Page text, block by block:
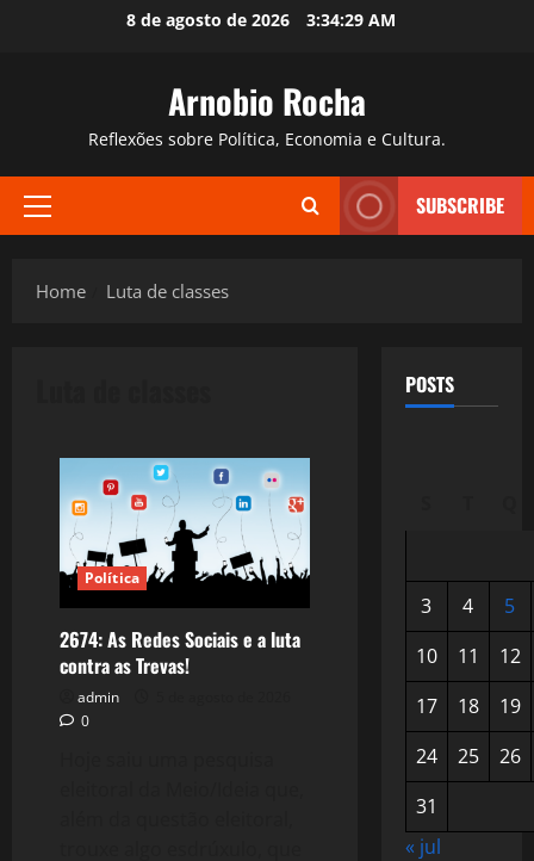
8 de agosto de 2026 3:34:30 AM
Arnobio Rocha
Reflexões sobre Política, Economia e Cultura.
Primary
SUBSCRIBE
Home Luta de classes
Política
2674: As Redes Sociais e a luta
contra as Trevas!
admin
0
POSTS
3 4
5
10
11
12
17
18
19
24
25
26
31
« jul